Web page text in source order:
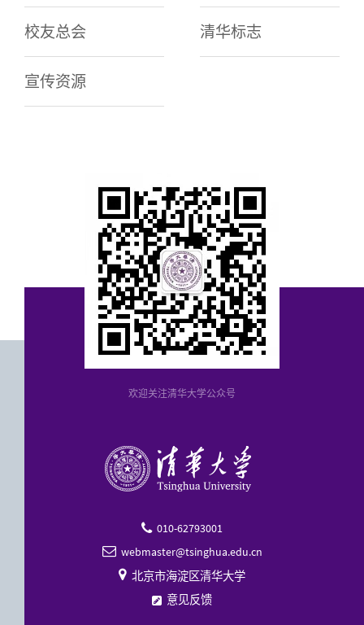
校友总会 清华标志
宣传资源
欢迎关注清华大学公众号
 010-62793001
 webmaster@tsinghua.edu.cn
 北京市海淀区清华大学
意见反馈